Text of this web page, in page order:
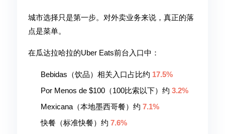
城市选择只是第一步。对外卖业务来说，真正的落
点是菜单。
在瓜达拉哈拉的Uber Eats前台入口中：
Bebidas（饮品）相关入口占比约 17.5%
Por Menos de $100（100比索以下）约 3.2%
Mexicana（本地墨西哥餐）约 7.1%
快餐（标准快餐）约 7.6%